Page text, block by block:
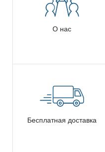
О нас
Бесплатная доставка